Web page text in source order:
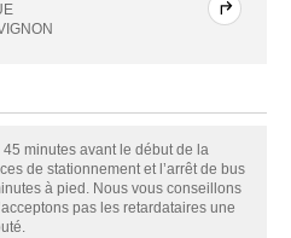
minutes avant le début de la
de stationnement et l’arrêt de bus
à pied. Nous vous conseillons
pas les retardataires une